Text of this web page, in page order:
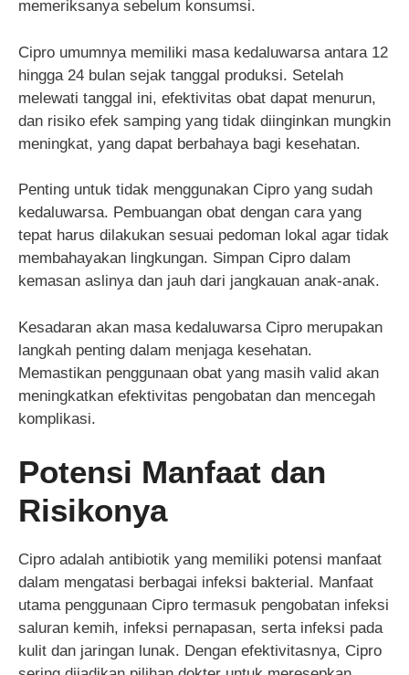
memeriksanya sebelum konsumsi.
Cipro umumnya memiliki masa kedaluwarsa antara 12
hingga 24 bulan sejak tanggal produksi. Setelah
melewati tanggal ini, efektivitas obat dapat menurun,
dan risiko efek samping yang tidak diinginkan mungkin
meningkat, yang dapat berbahaya bagi kesehatan.
Penting untuk tidak menggunakan Cipro yang sudah
kedaluwarsa. Pembuangan obat dengan cara yang
tepat harus dilakukan sesuai pedoman lokal agar tidak
membahayakan lingkungan. Simpan Cipro dalam
kemasan aslinya dan jauh dari jangkauan anak-anak.
Kesadaran akan masa kedaluwarsa Cipro merupakan
langkah penting dalam menjaga kesehatan.
Memastikan penggunaan obat yang masih valid akan
meningkatkan efektivitas pengobatan dan mencegah
komplikasi.
Potensi Manfaat dan
Risikonya
Cipro adalah antibiotik yang memiliki potensi manfaat
dalam mengatasi berbagai infeksi bakterial. Manfaat
utama penggunaan Cipro termasuk pengobatan infeksi
saluran kemih, infeksi pernapasan, serta infeksi pada
kulit dan jaringan lunak. Dengan efektivitasnya, Cipro